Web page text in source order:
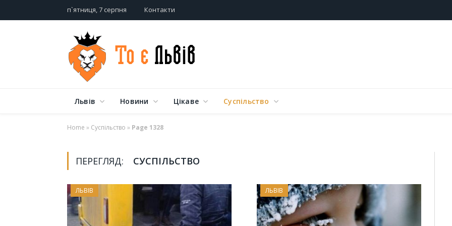
п`ятниця, 7 серпня Контакти
Львів Новини Цікаве Суспільство
Home » Суспільство » Page 1328
ПЕРЕГЛЯД: СУСПІЛЬСТВО
ЛЬВІВ ЛЬВІВ